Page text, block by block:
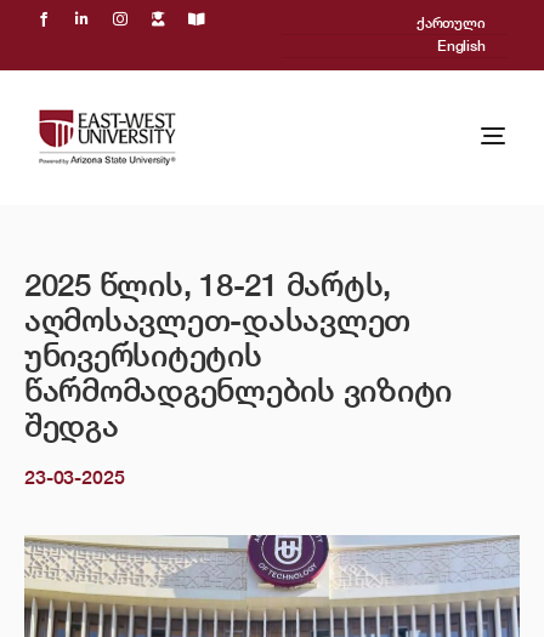
content
ქართული
English
აკადემიური პროცესი
მიღება
Powered by ASU
ელექტრონული ბიბლიოთეკა
2025 წლის, 18-21 მარტს,
აღმოსავლეთ-დასავლეთ
უნივერსიტეტის
წარმომადგენლების ვიზიტი
შედგა
23-03-2025